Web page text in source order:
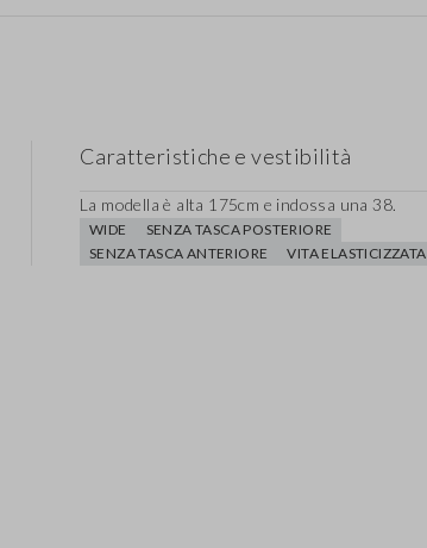
Caratteristiche e vestibilità
La modella è alta 175cm e indossa una 38.
WIDE
SENZA TASCA POSTERIORE
SENZA TASCA ANTERIORE
VITA ELASTICIZZATA